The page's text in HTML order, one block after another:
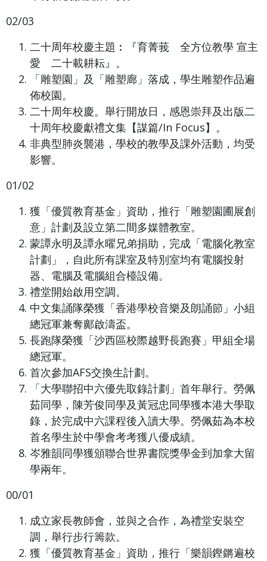
02/03
二十周年校慶主題︰『育菁莪 全方位教學 宣主
愛 二十載耕耘』。
「雕塑園」及「雕塑廊」落成，學生雕塑作品遍
佈校園。
二十周年校慶。舉行開放日，感恩崇拜及出版二
十周年校慶獻禮文集【謀篇/In Focus】。
非典型肺炎襲港，學校的教學及課外活動，均受
影響。
01/02
獲「優質教育基金」資助，推行「雕塑園圃展創
意」計劃及設立第二間多媒體教室。
蒙譚永明及譚永曜兄弟捐助，完成「電腦化教室
計劃」，自此所有課室及特別室均有電腦投射
器、電腦及電腦組合檯設備。
禮堂開始啟用空調。
中文集誦隊榮獲「香港學校音樂及朗誦節」小組
總冠軍兼奪鄺啟濤盃。
長跑隊榮獲「沙西區校際越野長跑賽」甲組全場
總冠軍。
首次參加AFS交換生計劃。
「大學聯招中六優先取錄計劃」首年舉行。勞佩
茹同學，陳芳俊同學及黃冠忠同學獲本港大學取
錄，於完成中六課程後入讀大學。勞佩茹為本校
首名學生於中學會考考獲八優成績。
岑雅韻同學獲頒聯合世界書院獎學金到加拿大留
學兩年。
00/01
成立家長教師會，並與之合作，為禮堂安裝空
調，舉行步行籌款。
獲「優質教育基金」資助，推行「樂韻鏗鏘遍校